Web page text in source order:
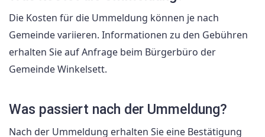
Die Kosten für die Ummeldung können je nach
Gemeinde variieren. Informationen zu den Gebühren
erhalten Sie auf Anfrage beim Bürgerbüro der
Gemeinde Winkelsett.
Was passiert nach der Ummeldung?
Nach der Ummeldung erhalten Sie eine Bestätigung